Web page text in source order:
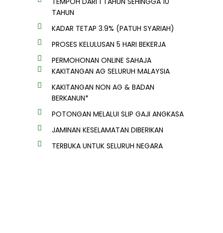
TAHUN
KADAR TETAP 3.9% (PATUH SYARIAH)
PROSES KELULUSAN 5 HARI BEKERJA
PERMOHONAN ONLINE SAHAJA
KAKITANGAN AG SELURUH MALAYSIA
KAKITANGAN NON AG & BADAN
BERKANUN*
POTONGAN MELALUI SLIP GAJI ANGKASA
JAMINAN KESELAMATAN DIBERIKAN
TERBUKA UNTUK SELURUH NEGARA